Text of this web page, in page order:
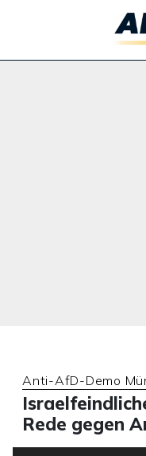
Anti-AfD-Demo
Rede gegen